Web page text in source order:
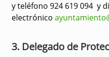
y teléfono 924 619 094 y
electrónico
3. Delegado de